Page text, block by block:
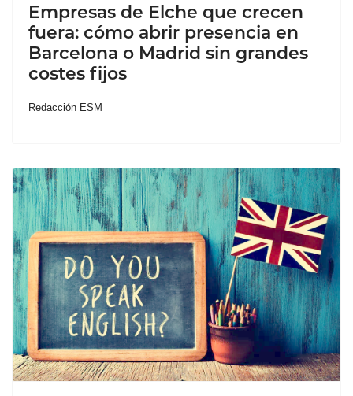
Empresas de Elche que crecen
fuera: cómo abrir presencia en
Barcelona o Madrid sin grandes
costes fijos
Redacción ESM